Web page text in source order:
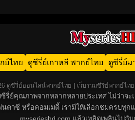
ย์ไทย ดูซีรี่ย์เกาหลี พากย์ไทย ดูซีรี่ย์ม
ดูซีรี่ย์ออนไลน์พากย์ไทย | เว็บรวมซีรี่ย์พากย์ไทย
รี่ย์คุณภาพจากหลากหลายประเทศ ไม่ว่า
ซี หรือคอมเมดี้ เรามีให้เลือกชมครบทุ
myserieshd.com แล้วเพลิดเพลินไปกั